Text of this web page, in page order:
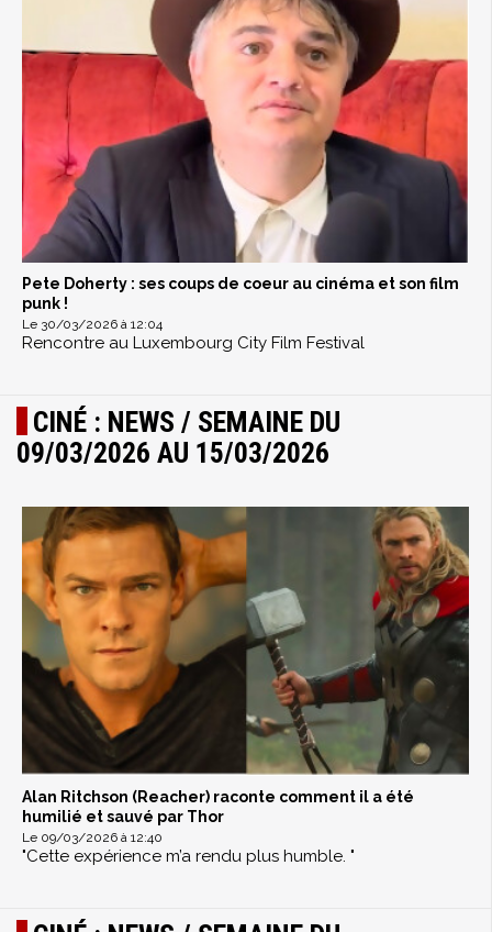
Pete Doherty : ses coups de coeur au cinéma et son film
punk !
Le 30/03/2026 à 12:04
Rencontre au Luxembourg City Film Festival
CINÉ : NEWS / SEMAINE DU
09/03/2026 AU 15/03/2026
Alan Ritchson (Reacher) raconte comment il a été
humilié et sauvé par Thor
Le 09/03/2026 à 12:40
"Cette expérience m’a rendu plus humble. "